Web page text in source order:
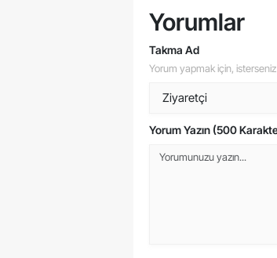
Yorumlar
Takma Ad
Yorum yapmak için, isterseniz
Yorum Yazın (500